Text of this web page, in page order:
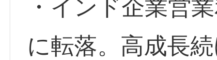
・インド企業営
に転落。高成長